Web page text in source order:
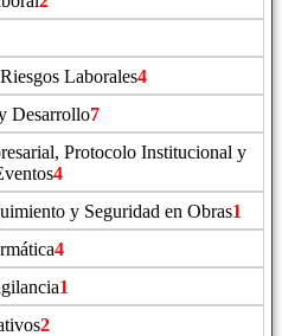
Laborales4
Desarrollo7
Protocolo Institucional y
4
y Seguridad en Obras1
4
1
2